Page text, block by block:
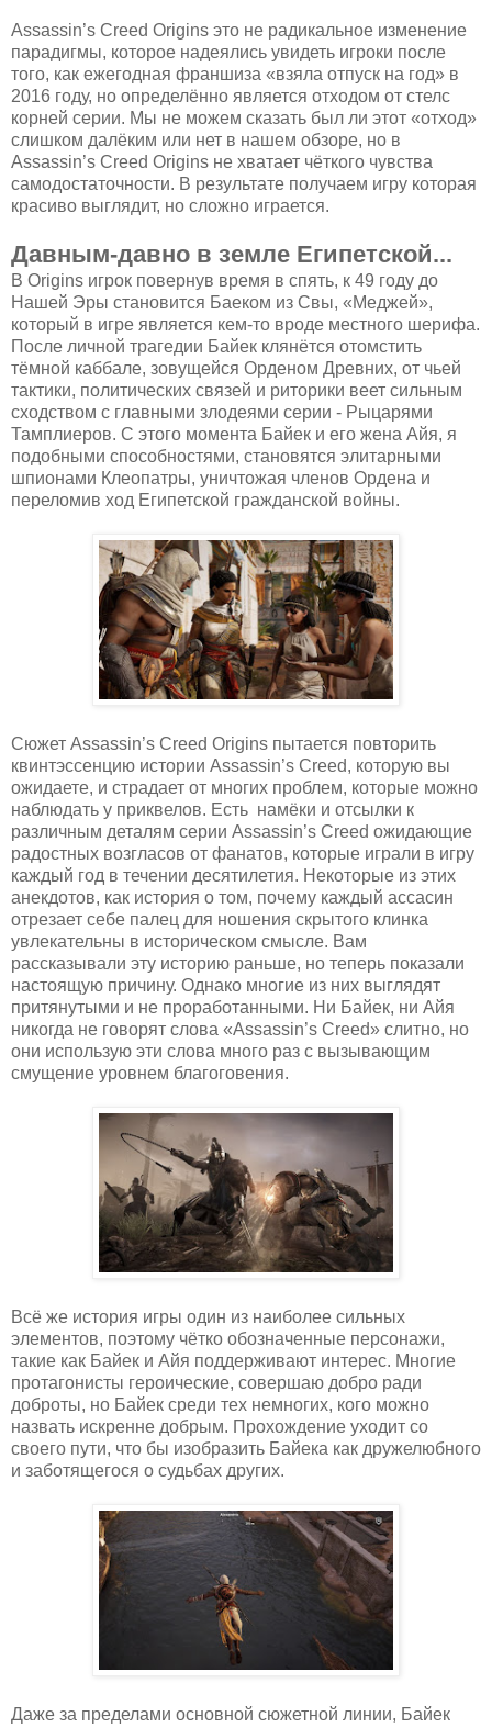
Assassin’s Creed Origins это не радикальное изменение
парадигмы, которое надеялись увидеть игроки после
того, как ежегодная франшиза «взяла отпуск на год» в
2016 году, но определённо является отходом от стелс
корней серии. Мы не можем сказать был ли этот «отход»
слишком далёким или нет в нашем обзоре, но в
Assassin’s Creed Origins не хватает чёткого чувства
самодостаточности. В результате получаем игру которая
красиво выглядит, но сложно играется.
Давным-давно в земле Египетской...
В Origins игрок повернув время в спять, к 49 году до
Нашей Эры становится Баеком из Свы, «Меджей»,
который в игре является кем-то вроде местного шерифа.
После личной трагедии Байек клянётся отомстить
тёмной каббале, зовущейся Орденом Древних, от чьей
тактики, политических связей и риторики веет сильным
сходством с главными злодеями серии - Рыцарями
Тамплиеров. С этого момента Байек и его жена Айя, я
подобными способностями, становятся элитарными
шпионами Клеопатры, уничтожая членов Ордена и
переломив ход Египетской гражданской войны.
Сюжет Assassin’s Creed Origins пытается повторить
квинтэссенцию истории Assassin’s Creed, которую вы
ожидаете, и страдает от многих проблем, которые можно
наблюдать у приквелов. Есть намёки и отсылки к
различным деталям серии Assassin’s Creed ожидающие
радостных возгласов от фанатов, которые играли в игру
каждый год в течении десятилетия. Некоторые из этих
анекдотов, как история о том, почему каждый ассасин
отрезает себе палец для ношения скрытого клинка
увлекательны в историческом смысле. Вам
рассказывали эту историю раньше, но теперь показали
настоящую причину. Однако многие из них выглядят
притянутыми и не проработанными. Ни Байек, ни Айя
никогда не говорят слова «Assassin’s Creed» слитно, но
они использую эти слова много раз с вызывающим
смущение уровнем благоговения.
Всё же история игры один из наиболее сильных
элементов, поэтому чётко обозначенные персонажи,
такие как Байек и Айя поддерживают интерес. Многие
протагонисты героические, совершаю добро ради
доброты, но Байек среди тех немногих, кого можно
назвать искренне добрым. Прохождение уходит со
своего пути, что бы изобразить Байека как дружелюбного
и заботящегося о судьбах других.
Даже за пределами основной сюжетной линии, Байек